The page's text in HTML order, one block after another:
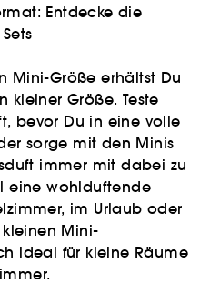
Entdecke die
Mini-Größe erhältst Du
kleiner Größe. Teste
bevor Du in eine volle
sorge mit den Minis
immer mit dabei zu
eine wohlduftende
im Urlaub oder
Mini-
ideal für kleine Räume